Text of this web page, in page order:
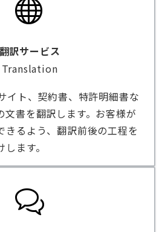
翻訳サービス
Translation
イト、契約書、特許明細書な
文書を翻訳します。お客様が
きるよう、翻訳前後の工程を
ます。